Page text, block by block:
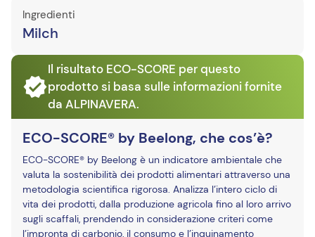
Ingredienti
Milch
Il risultato ECO-SCORE per questo
prodotto si basa sulle informazioni fornite
da ALPINAVERA.
ECO-SCORE® by Beelong, che cos’è?
ECO-SCORE® by Beelong è un indicatore ambientale che
valuta la sostenibilità dei prodotti alimentari attraverso una
metodologia scientifica rigorosa. Analizza l’intero ciclo di
vita dei prodotti, dalla produzione agricola fino al loro arrivo
sugli scaffali, prendendo in considerazione criteri come
l’impronta di carbonio, il consumo e l’inquinamento